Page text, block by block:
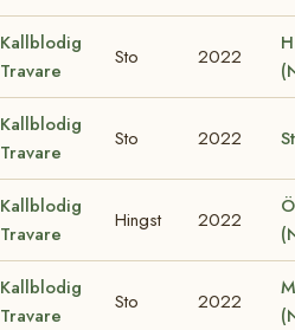
Kallblodig
Travare
Sto 2022
Kallblodig
Travare
Sto 2022
Kallblodig
Travare
Hingst 2022
Kallblodig
Travare
Sto 2022